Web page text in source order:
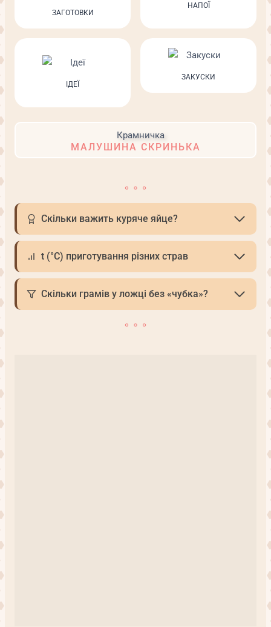
ЗАГОТОВКИ
НАПОЇ
ІДЕЇ
ЗАКУСКИ
МАЛУШИНА СКРИНЬКА
Скільки важить куряче яйце?
t (°С) приготування різних страв
Скільки грамів у ложці без «чубка»?